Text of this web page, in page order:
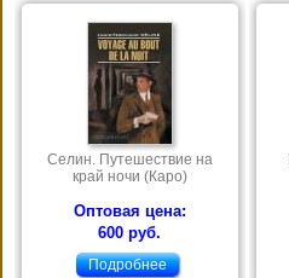
Селин. Путешествие на
край ночи (Каро)
Оптовая цена:
600 руб.
Подробнее